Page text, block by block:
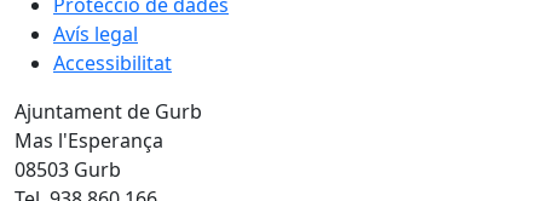
Avís legal
Accessibilitat
Ajuntament de Gurb
Mas l'Esperança
08503 Gurb